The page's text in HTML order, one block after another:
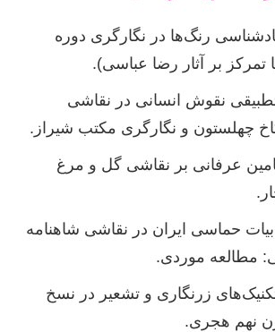
رنگ‌ها در نگارگری دوره
تمرکز بر آثار رضا عباسی).
نقوش انسانی در نقاشی
چهلستون و نگارگری مکتب شیراز.
عرفانی بر نقاشی گل و مرغ
حماسی ایران در نقاشی شاهنامه
مطالعه موردی.
زرنگاری و تشعیر در نسخ
نهم هجری.